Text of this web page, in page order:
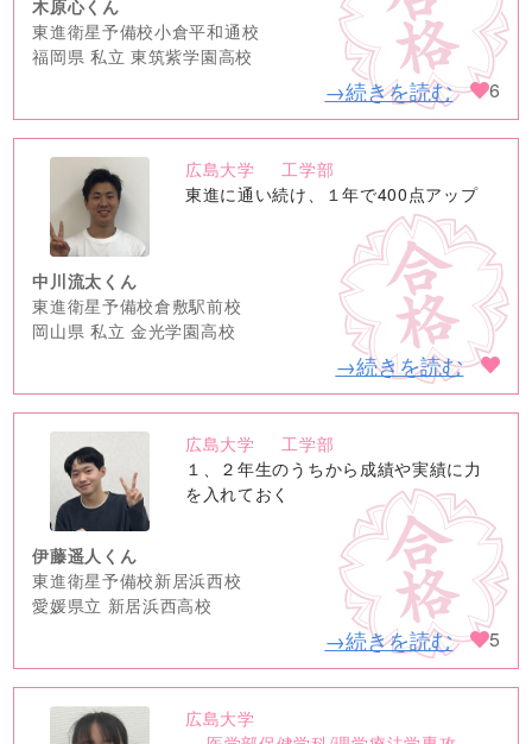
木原心くん
東進衛星予備校小倉平和通校
福岡県 私立 東筑紫学園高校
→続きを読む 6
no
image
広島大学
工学部
東進に通い続け、１年で400点アップ
中川流太くん
東進衛星予備校倉敷駅前校
岡山県 私立 金光学園高校
→続きを読む
no
image
広島大学
工学部
１、２年生のうちから成績や実績に力
を入れておく
伊藤遥人くん
東進衛星予備校新居浜西校
愛媛県立 新居浜西高校
→続きを読む 5
広島大学